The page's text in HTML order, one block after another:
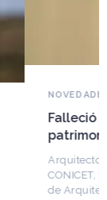
del
Seminarios
de